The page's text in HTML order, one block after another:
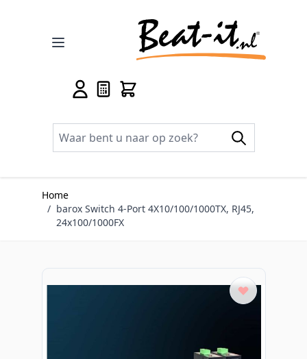
Home
/ barox Switch 4-Port 4X10/100/1000TX, RJ45,
24x100/1000FX